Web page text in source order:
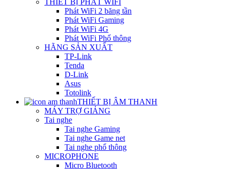
THIẾT BỊ PHÁT WIFI
Phát WiFi 2 băng tần
Phát WiFi Gaming
Phát WiFi 4G
Phát WiFi Phổ thông
HÃNG SẢN XUẤT
TP-Link
Tenda
D-Link
Asus
Totolink
THIẾT BỊ ÂM THANH
MÁY TRỢ GIẢNG
Tai nghe
Tai nghe Gaming
Tai nghe Game net
Tai nghe phổ thông
MICROPHONE
Micro Bluetooth